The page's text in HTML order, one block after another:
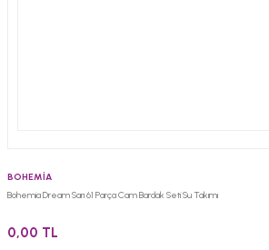
BOHEMİA
Bohemia Dream Sarı 61 Parça Cam Bardak Seti Su Takımı
0,00 TL